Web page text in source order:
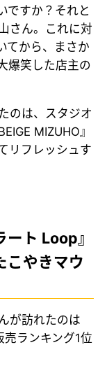
ですか？それと
さん。これに対
てから、まさか
爆笑した店主の
のは、スタジオ
MIZUHO』
リフレッシュす
ト Loop』
こやきマウ
が訪れたのは
売ランキング1位